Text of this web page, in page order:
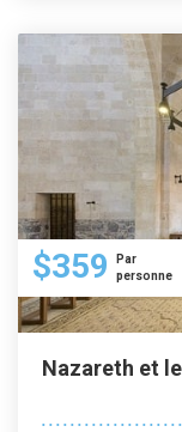
$359
Par
personne
Nazareth et